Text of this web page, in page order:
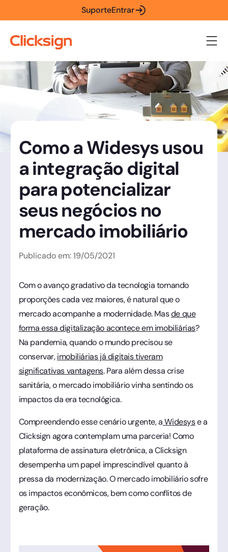
SuporteEntrar
Como a Widesys usou
a integração digital
para potencializar
seus negócios no
mercado imobiliário
Publicado em: 19/05/2021
Com o avanço gradativo da tecnologia tomando
proporções cada vez maiores, é natural que o
mercado acompanhe a modernidade. Masde que
forma essa digitalização acontece em imobiliárias?
Na pandemia, quando o mundo precisou se
conservar,imobiliárias já digitais tiveram
significativas vantagens. Para além dessa crise
sanitária, o mercado imobiliário vinha sentindo os
impactos da era tecnológica.
Compreendendo esse cenário urgente, aWidesyse a
Clicksign agora contemplam uma parceria! Como
plataforma de assinatura eletrônica, a Clicksign
desempenha um papel imprescindível quanto à
pressa da modernização. O mercado imobiliário sofre
os impactos econômicos, bem como conflitos de
geração.